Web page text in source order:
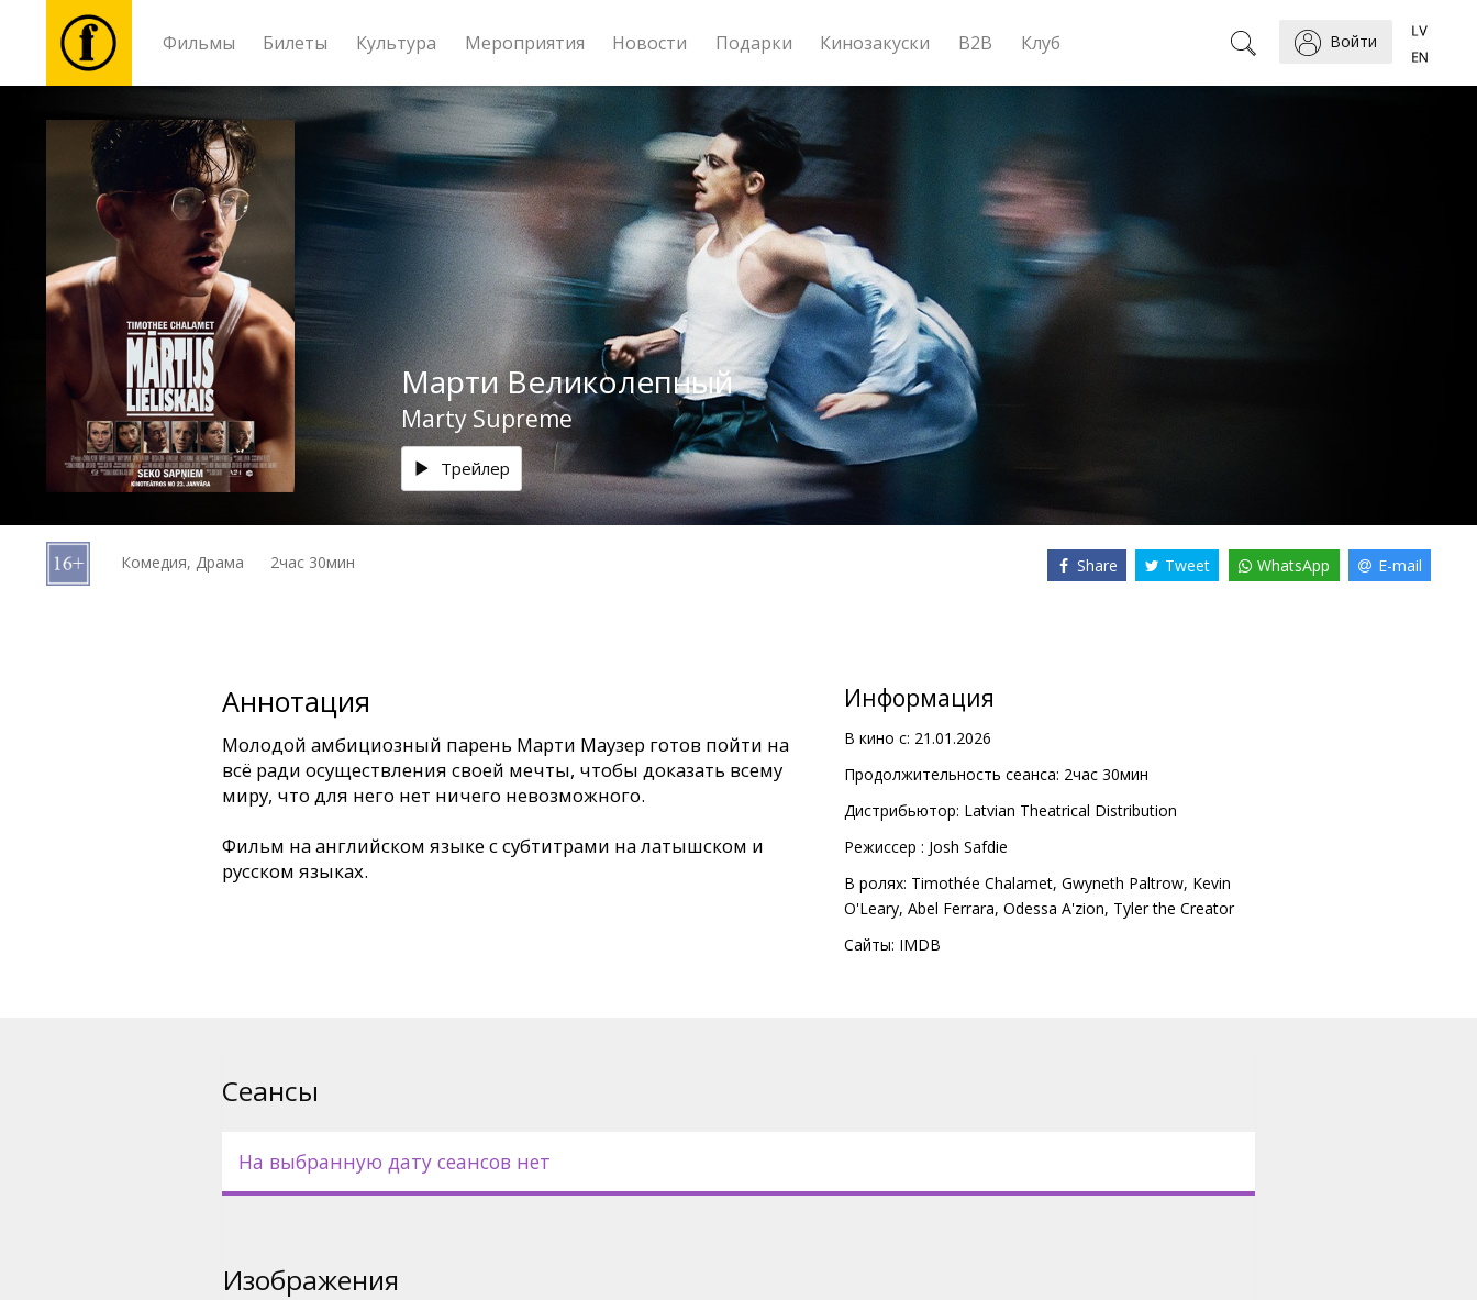
Фильмы Билеты Культура Мероприятия Новости Подарки Кинозакуски B2B Клуб Войти
Фильмы
Билеты
Культура
Мероприятия
Новости
Подарки
B2B
Марти Великолепный
Marty Supreme
Трейлер
Комедия, Драма 2час 30мин Share Tweet WhatsApp E-mail
Аннотация
Молодой амбициозный парень Марти Маузер готов пойти на
всё ради осуществления своей мечты, чтобы доказать всему
миру, что для него нет ничего невозможного.
Фильм на английском языке с субтитрами на латышском и
русском языках.
Информация
В кино с: 21.01.2026
Продолжительность сеанса: 2час 30мин
Дистрибьютор: Latvian Theatrical Distribution
Pежиссер : Josh Safdie
В ролях: Timothée Chalamet, Gwyneth Paltrow, Kevin
O'Leary, Abel Ferrara, Odessa A'zion, Tyler the Creator
Сайты: IMDB
Сеансы
На выбранную дату сеансов нет
Изображения